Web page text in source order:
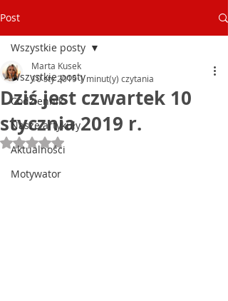
Post
Wszystkie posty
Codziennik
Nasze artykuły
Aktualności
Motywator
Wszystkie posty
Dziś jest czwartek 10
stycznia 2019 r.
Marta Kusek
10 sty 20191 minut(y) czytania
Oceniono na NaN z 5 gwiazdek.